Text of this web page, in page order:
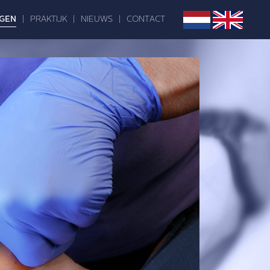
PRAKTIJK NIEUWS CONTACT